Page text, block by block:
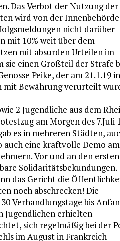
Das Verbot der Nutzung der
wird von der Innenbehörde
nicht darüber
mit 10% weit über dem
mit absurden Urteilen im
sie einen Großteil der Strafe
Peike, der am 21.1.19
mit Bewährung verurteilt
2 Jugendliche aus dem
am Morgen des 7.Juli
es in mehreren Städten,
auch eine kraftvolle Demo am
Vor und an den ersten
Solidaritätsbekundungen.
das Gericht die
noch abschrecken! Die
Verhandlungstage bis
Jugendlichen erhielten
sich regelmäßig bei der
im August in Frankreich